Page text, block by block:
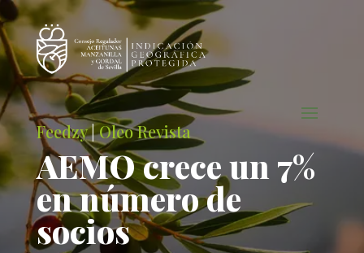
Feedzy|Oleo Revista
AEMO crece un 7%
en número de
socios